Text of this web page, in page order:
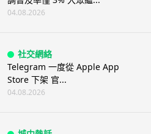
04.08.2026
社交網絡
Telegram 一度從 Apple App
Store 下架 官...
04.08.2026